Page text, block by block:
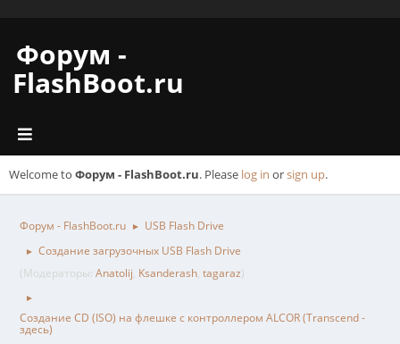
Форум -
FlashBoot.ru
Welcome to Форум - FlashBoot.ru. Please log in orsign up.
Форум - FlashBoot.ru ► USB Flash Drive
►
Создание загрузочных USB Flash Drive
(Модераторы: Anatolij, Ksanderash, tagaraz)
►
Создание CD (ISO) на флешке с контроллером ALCOR (Transcend -
здесь)